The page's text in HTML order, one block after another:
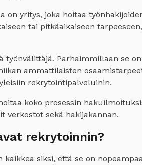
yritys, joka hoitaa
tai pitkäaikaiseen
Parhaimmillaan se
ammattilaisten
rekrytointipalveluihin.
koko prosessin
verkostot sekä hakijakannan.
rekrytoinnin?
siksi, että se on